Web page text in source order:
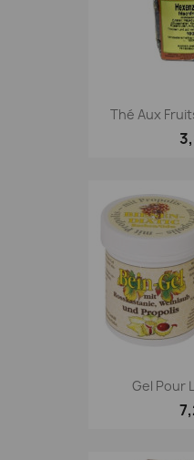
Thé Aux
Gel Pour